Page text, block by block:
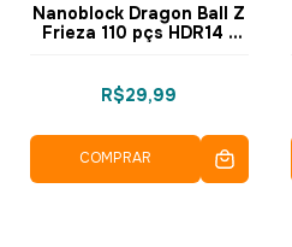
Nanoblock Dragon Ball Z
Frieza 110 pçs HDR14 -
R$29,99
COMPRAR